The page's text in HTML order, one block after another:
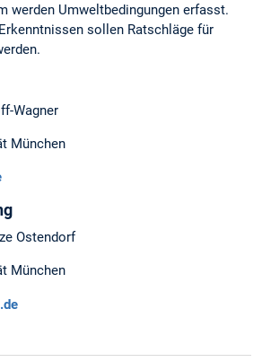
werden Umweltbedingungen erfasst.
sollen Ratschläge für
Wagner
München
Ostendorf
München